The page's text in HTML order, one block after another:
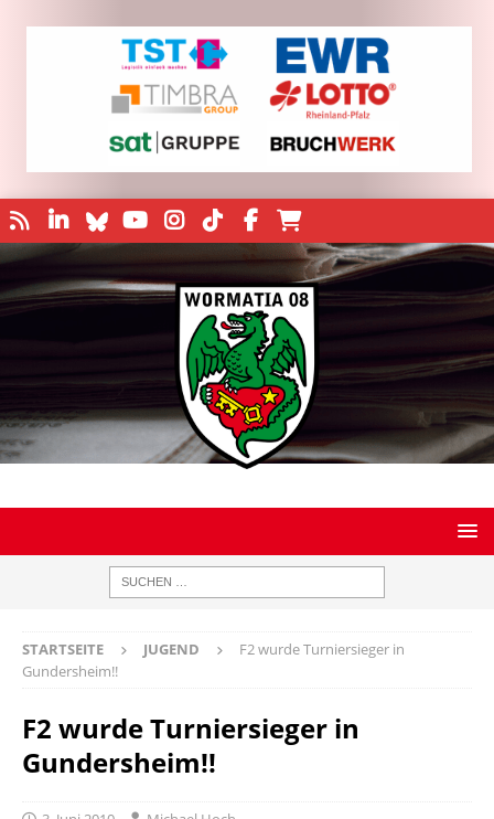
STARTSEITE JUGEND
F2 wurde Turniersieger in
Gundersheim!!
F2 wurde Turniersieger in
Gundersheim!!